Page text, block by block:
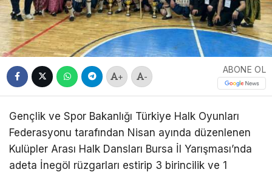
+ -
ABONE OL
Gençlik ve Spor Bakanlığı Türkiye Halk Oyunları
Federasyonu tarafından Nisan ayında düzenlenen
Kulüpler Arası Halk Dansları Bursa İl Yarışması’nda
adeta İnegöl rüzgarları estirip 3 birincilik ve 1